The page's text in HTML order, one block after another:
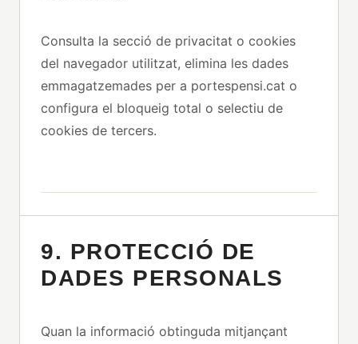
Consulta la secció de privacitat o cookies
del navegador utilitzat, elimina les dades
emmagatzemades per a portespensi.cat o
configura el bloqueig total o selectiu de
cookies de tercers.
9. PROTECCIÓ DE
DADES PERSONALS
Quan la informació obtinguda mitjançant